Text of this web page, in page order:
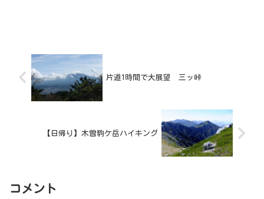
片道1時間で大展望 三ッ峠
【日帰り】木曽駒ケ岳ハイキング
コメント